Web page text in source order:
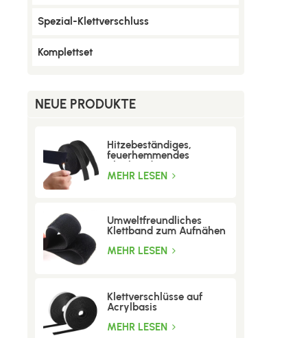
Spezial-Klettverschluss
Komplettset
NEUE PRODUKTE
Hitzebeständiges,
feuerhemmendes
Klettband
MEHR LESEN
Umweltfreundliches
Klettband zum Aufnähen
MEHR LESEN
Klettverschlüsse auf
Acrylbasis
MEHR LESEN